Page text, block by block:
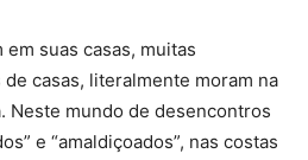
suas casas, muitas
casas, literalmente moram na
Neste mundo de desencontros
e “amaldiçoados”, nas costas